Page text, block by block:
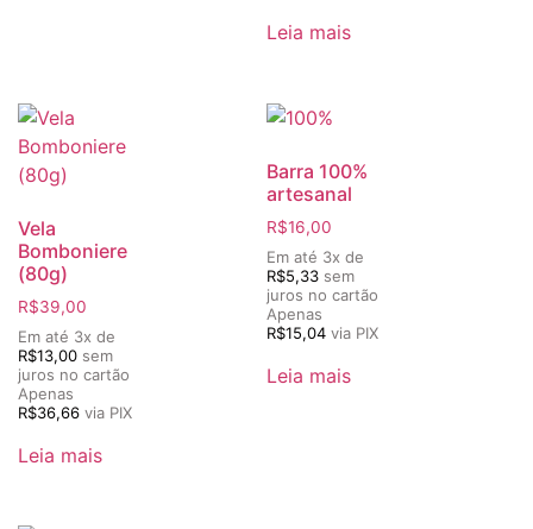
Leia mais
Vela
Bomboniere
(80g)
R$39,00
Em até 3x de
R$13,00 sem
juros no cartão
Apenas
R$36,66 via PIX
Leia mais
Barra 100%
artesanal
R$16,00
Em até 3x de
R$5,33 sem
juros no cartão
Apenas
R$15,04 via PIX
Leia mais